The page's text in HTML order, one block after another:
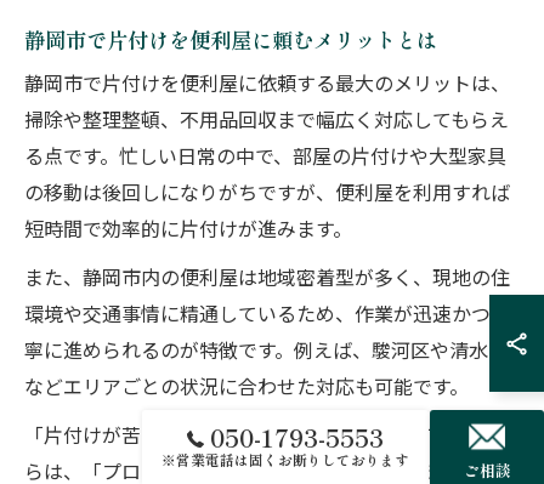
静岡市で片付けを便利屋に頼むメリットとは
静岡市で片付けを便利屋に依頼する最大のメリットは、
掃除や整理整頓、不用品回収まで幅広く対応してもらえ
る点です。忙しい日常の中で、部屋の片付けや大型家具
の移動は後回しになりがちですが、便利屋を利用すれば
短時間で効率的に片付けが進みます。
また、静岡市内の便利屋は地域密着型が多く、現地の住
環境や交通事情に精通しているため、作業が迅速かつ丁
寧に進められるのが特徴です。例えば、駿河区や清水区
などエリアごとの状況に合わせた対応も可能です。
「片付けが苦手」「時間がとれない」と感じている方か
らは、「プロに任せて安心」「不要品の処分まで一括で
050-1793-5553
※営業電話は固くお断りしております ご相談